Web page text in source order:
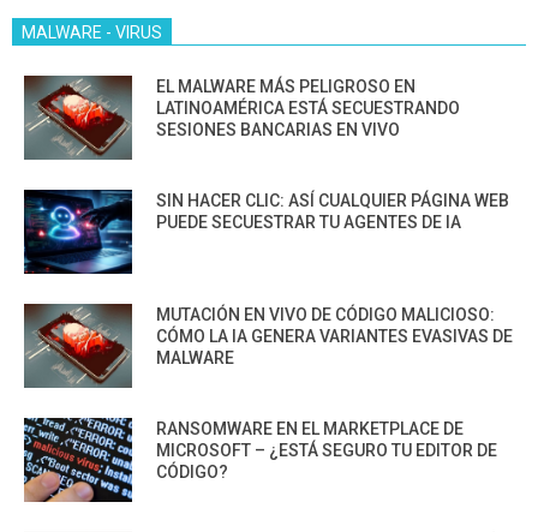
MALWARE - VIRUS
EL MALWARE MÁS PELIGROSO EN
LATINOAMÉRICA ESTÁ SECUESTRANDO
SESIONES BANCARIAS EN VIVO
SIN HACER CLIC: ASÍ CUALQUIER PÁGINA WEB
PUEDE SECUESTRAR TU AGENTES DE IA
MUTACIÓN EN VIVO DE CÓDIGO MALICIOSO:
CÓMO LA IA GENERA VARIANTES EVASIVAS DE
MALWARE
RANSOMWARE EN EL MARKETPLACE DE
MICROSOFT – ¿ESTÁ SEGURO TU EDITOR DE
CÓDIGO?